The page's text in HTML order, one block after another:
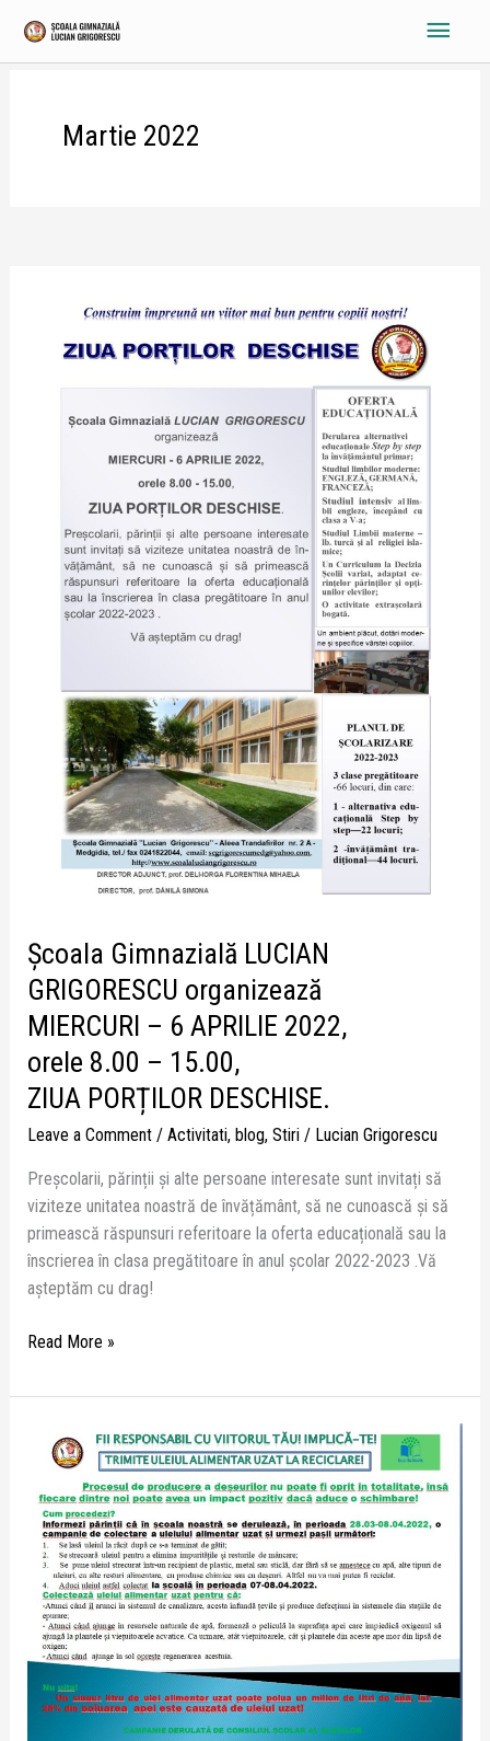
content
Main
Martie 2022
Școala Gimnazială LUCIAN
GRIGORESCU organizează
MIERCURI – 6 APRILIE 2022,
orele 8.00 – 15.00,
ZIUA PORȚILOR DESCHISE.
Leave a Comment / Activitati, blog, Stiri/ Lucian Grigorescu
Preșcolarii, părinții și alte persoane interesate sunt invitați să
viziteze unitatea noastră de învățământ, să ne cunoască și să
primească răspunsuri referitoare la oferta educațională sau la
înscrierea în clasa pregătitoare în anul școlar 2022-2023 .Vă
așteptăm cu drag!
LUCIAN
organizează
APRILIE
PORȚILOR
DESCHISE.
Read More »
TRIMITE
ULEIUL
ALIMENTAR
UZAT
LA
RECICLARE!